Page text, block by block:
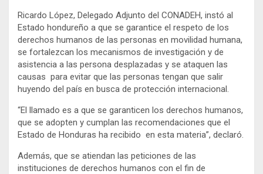
Ricardo López, Delegado Adjunto del CONADEH, instó al
Estado hondureño a que se garantice el respeto de los
derechos humanos de las personas en movilidad humana,
se fortalezcan los mecanismos de investigación y de
asistencia a las persona desplazadas y se ataquen las
causas para evitar que las personas tengan que salir
huyendo del país en busca de protección internacional.
“El llamado es a que se garanticen los derechos humanos,
que se adopten y cumplan las recomendaciones que el
Estado de Honduras ha recibido en esta materia”, declaró.
Además, que se atiendan las peticiones de las
instituciones de derechos humanos con el fin de